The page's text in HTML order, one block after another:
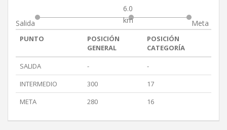
Salida
6.0
km
Meta
PUNTO
POSICIÓN
GENERAL
POSICIÓN
CATEGORÍA
SALIDA
-
-
INTERMEDIO
300
17
META
280 16